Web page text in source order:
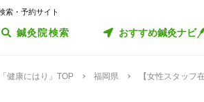
索・予約サイト
鍼灸院検索 おすすめ鍼灸ナビ
健康にはり」TOP 福岡県 【女性スタッフ